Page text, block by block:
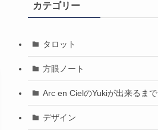
カテゴリー
タロット
方眼ノート
Arc en CielのYukiが出来るまで
デザイン